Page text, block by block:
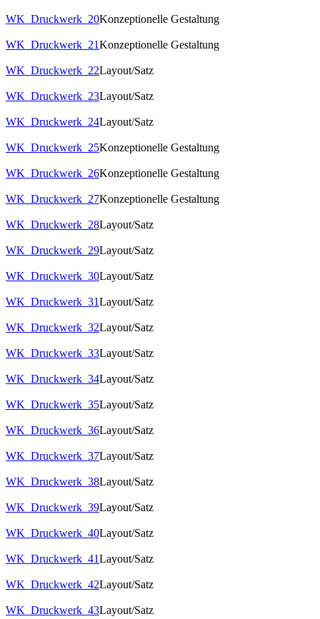
WK_Druckwerk_20Konzeptionelle Gestaltung
WK_Druckwerk_21Konzeptionelle Gestaltung
WK_Druckwerk_22Layout/Satz
WK_Druckwerk_23Layout/Satz
WK_Druckwerk_24Layout/Satz
WK_Druckwerk_25Konzeptionelle Gestaltung
WK_Druckwerk_26Konzeptionelle Gestaltung
WK_Druckwerk_27Konzeptionelle Gestaltung
WK_Druckwerk_28Layout/Satz
WK_Druckwerk_29Layout/Satz
WK_Druckwerk_30Layout/Satz
WK_Druckwerk_31Layout/Satz
WK_Druckwerk_32Layout/Satz
WK_Druckwerk_33Layout/Satz
WK_Druckwerk_34Layout/Satz
WK_Druckwerk_35Layout/Satz
WK_Druckwerk_36Layout/Satz
WK_Druckwerk_37Layout/Satz
WK_Druckwerk_38Layout/Satz
WK_Druckwerk_39Layout/Satz
WK_Druckwerk_40Layout/Satz
WK_Druckwerk_41Layout/Satz
WK_Druckwerk_42Layout/Satz
WK_Druckwerk_43Layout/Satz